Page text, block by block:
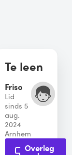
Te leen
Friso
Lid
sinds 5
aug.
2024
Arnhem
Overleg